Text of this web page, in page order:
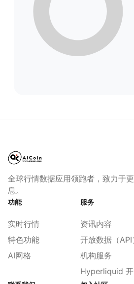
全球行情数据应用领跑者，致力于
息。
功能
实时行情
特色功能
AI网格
服务
资讯内容
开放数据（API
机构服务
Hyperliquid